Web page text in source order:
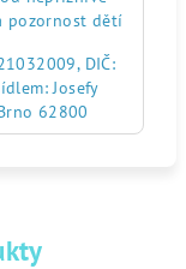
pozornost dětí
DIČ:
Josefy
62800